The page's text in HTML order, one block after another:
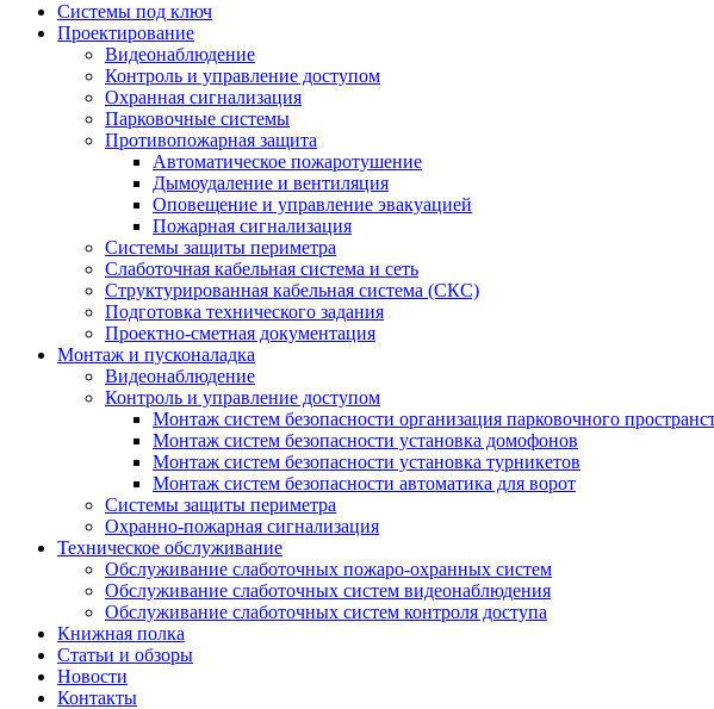
Системы под ключ
Проектирование
Видеонаблюдение
Контроль и управление доступом
Охранная сигнализация
Парковочные системы
Противопожарная защита
Автоматическое пожаротушение
Дымоудаление и вентиляция
Оповещение и управление эвакуацией
Пожарная сигнализация
Системы защиты периметра
Слаботочная кабельная система и сеть
Структурированная кабельная система (СКС)
Подготовка технического задания
Проектно-сметная документация
Монтаж и пусконаладка
Видеонаблюдение
Контроль и управление доступом
Монтаж систем безопасности организация парковочного
Монтаж систем безопасности установка домофонов
Монтаж систем безопасности установка турникетов
Монтаж систем безопасности автоматика для ворот
Системы защиты периметра
Охранно-пожарная сигнализация
Техническое обслуживание
Обслуживание слаботочных пожаро-охранных систем
Обслуживание слаботочных систем видеонаблюдения
Обслуживание слаботочных систем контроля доступа
Книжная полка
Статьи и обзоры
Новости
Контакты